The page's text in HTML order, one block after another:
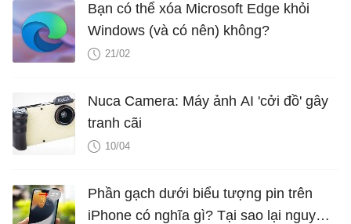
Bạn có thể xóa Microsoft Edge khỏi
Windows (và có nên) không?
21/02
Nuca Camera: Máy ảnh AI 'cởi đồ' gây
tranh cãi
10/04
Phần gạch dưới biểu tượng pin trên
iPhone có nghĩa gì? Tại sao lại nguy